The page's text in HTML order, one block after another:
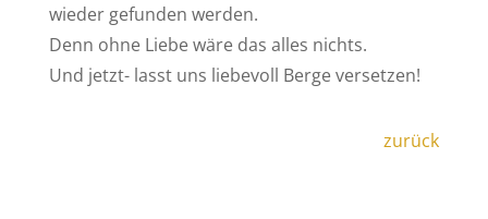
wieder gefunden werden.
Denn ohne Liebe wäre das alles nichts.
Und jetzt- lasst uns liebevoll Berge versetzen!
zurück